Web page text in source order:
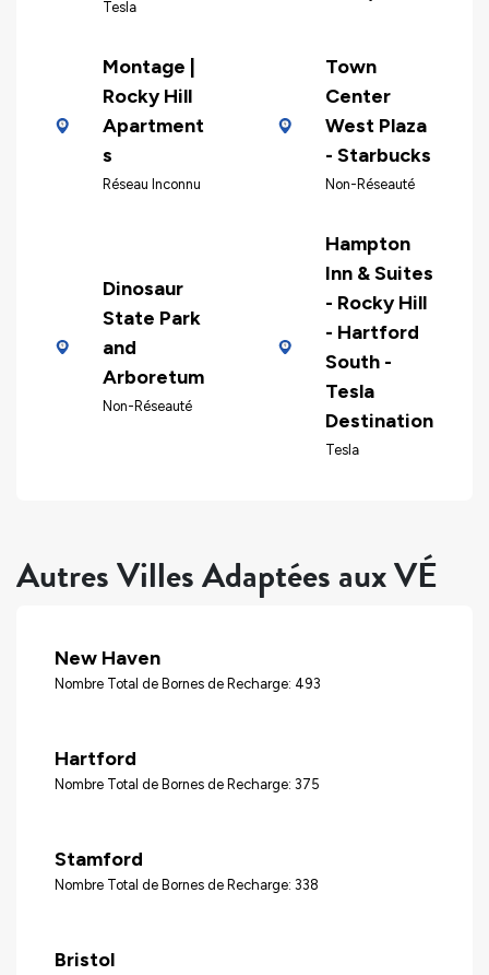
Tesla
Montage |
Rocky Hill
Apartment
s
Réseau Inconnu
Town
Center
West Plaza
- Starbucks
Non-Réseauté
Dinosaur
State Park
and
Arboretum
Non-Réseauté
Hampton
Inn & Suites
- Rocky Hill
- Hartford
South -
Tesla
Destination
Tesla
Autres Villes Adaptées aux VÉ
New Haven
Nombre Total de Bornes de Recharge: 493
Hartford
Nombre Total de Bornes de Recharge: 375
Stamford
Nombre Total de Bornes de Recharge: 338
Bristol